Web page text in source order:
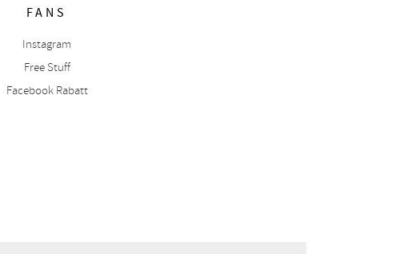
FANS
Instagram
Free Stuff
Facebook Rabatt